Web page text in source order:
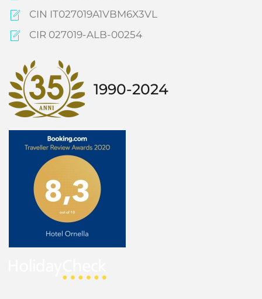
CIN IT027019A1VBM6X3VL
CIR 027019-ALB-00254
1990-2024